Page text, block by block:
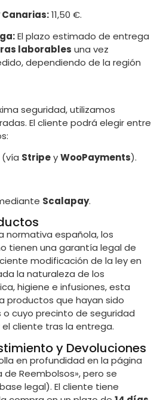
Canarias:11,50 €.
El plazo estimado de entrega
laborables una vez
dependiendo de la región
seguridad, utilizamos
El cliente podrá elegir entre
StripeyWooPayments).
Scalapay.
normativa española, los
tienen una garantía legal de
modificación de la ley en
la naturaleza de los
higiene e infusiones, esta
productos que hayan sido
cuyo precinto de seguridad
cliente tras la entrega.
y Devoluciones
en profundidad en la página
Reembolsos», pero se
legal). El cliente tiene